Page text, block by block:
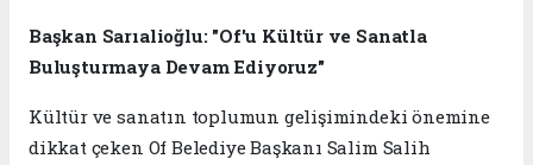
Başkan Sarıalioğlu: "Of'u Kültür ve Sanatla
Buluşturmaya Devam Ediyoruz"
Kültür ve sanatın toplumun gelişimindeki önemine
dikkat çeken Of Belediye Başkanı Salim Salih